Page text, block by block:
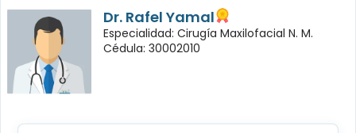
Dr. Rafel Yamal
Especialidad: Cirugía Maxilofacial N. M.
Cédula: 30002010